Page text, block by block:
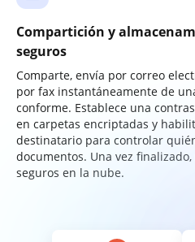
Compartición y
seguros
Comparte, envía por correo
por fax instantáneamente de
conforme. Establece una
en carpetas encriptadas y
destinatario para controlar
documentos. Una vez
seguros en la nube.